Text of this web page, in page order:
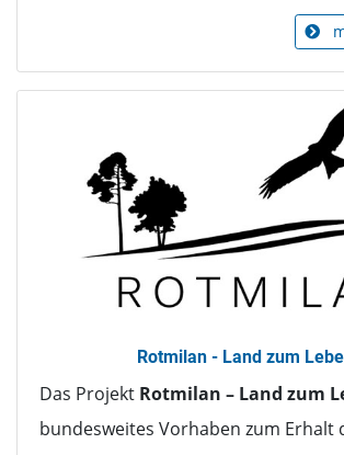
Rotmilan - Land zum
Das Projekt Rotmilan – Land zum
bundesweites Vorhaben zum Erhalt